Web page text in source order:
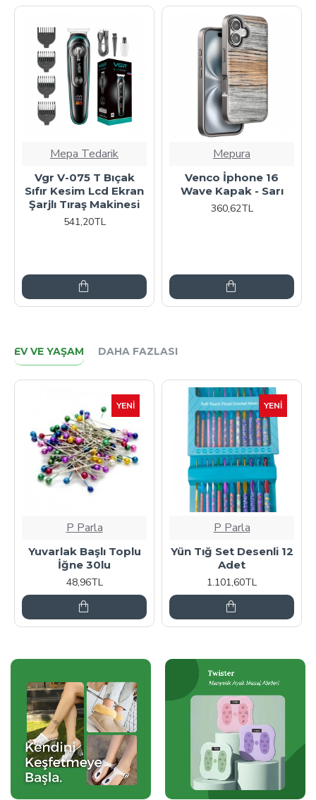
Mepa Tedarik
Vgr V-075 T Bıçak
Sıfır Kesim Lcd Ekran
Şarjlı Tıraş Makinesi
541,20TL
Mepura
Venco İphone 16
Wave Kapak - Sarı
360,62TL
EV VE YAŞAM DAHA FAZLASI
YENI
P Parla
Yuvarlak Başlı Toplu
İğne 30lu
48,96TL
YENI
P Parla
Yün Tığ Set Desenli 12
Adet
1.101,60TL